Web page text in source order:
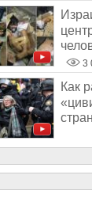
3
Как